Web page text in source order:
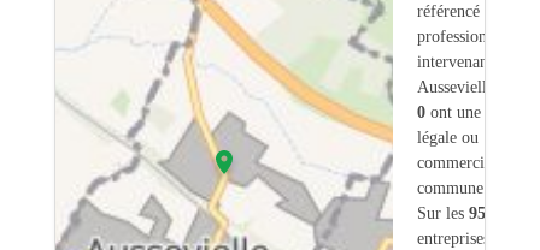
référencé
professionnels
intervenant sur
Aussevielle (64)
0ont une adresse
légale ou
commerciale
commune.
Sur les 95
entreprises